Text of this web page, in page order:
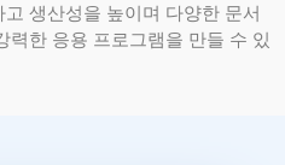
생산성을 높이며 다양한 문서
력한 응용 프로그램을 만들 수 있